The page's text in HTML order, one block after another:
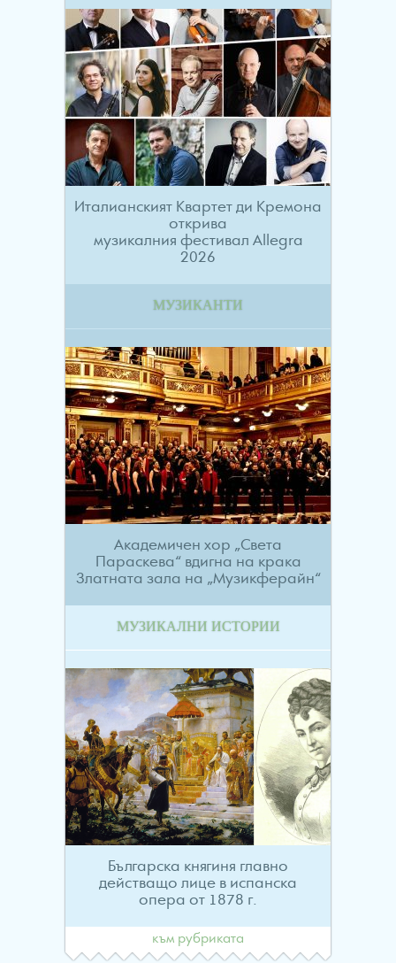
Италианският Квартет ди Кремона
открива
музикалния фестивал Allegra
2026
МУЗИКАНТИ
Академичен хор „Света
Параскева“ вдигна на крака
Златната зала на „Музикферайн“
МУЗИКАЛНИ ИСТОРИИ
Българска княгиня главно
действащо лице в испанска
опера от 1878 г.
към рубриката